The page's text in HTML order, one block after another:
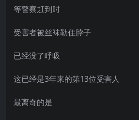
等警察赶到时
受害者被丝袜勒住脖子
已经没了呼吸
这已经是3年来的第13位受害人
最离奇的是